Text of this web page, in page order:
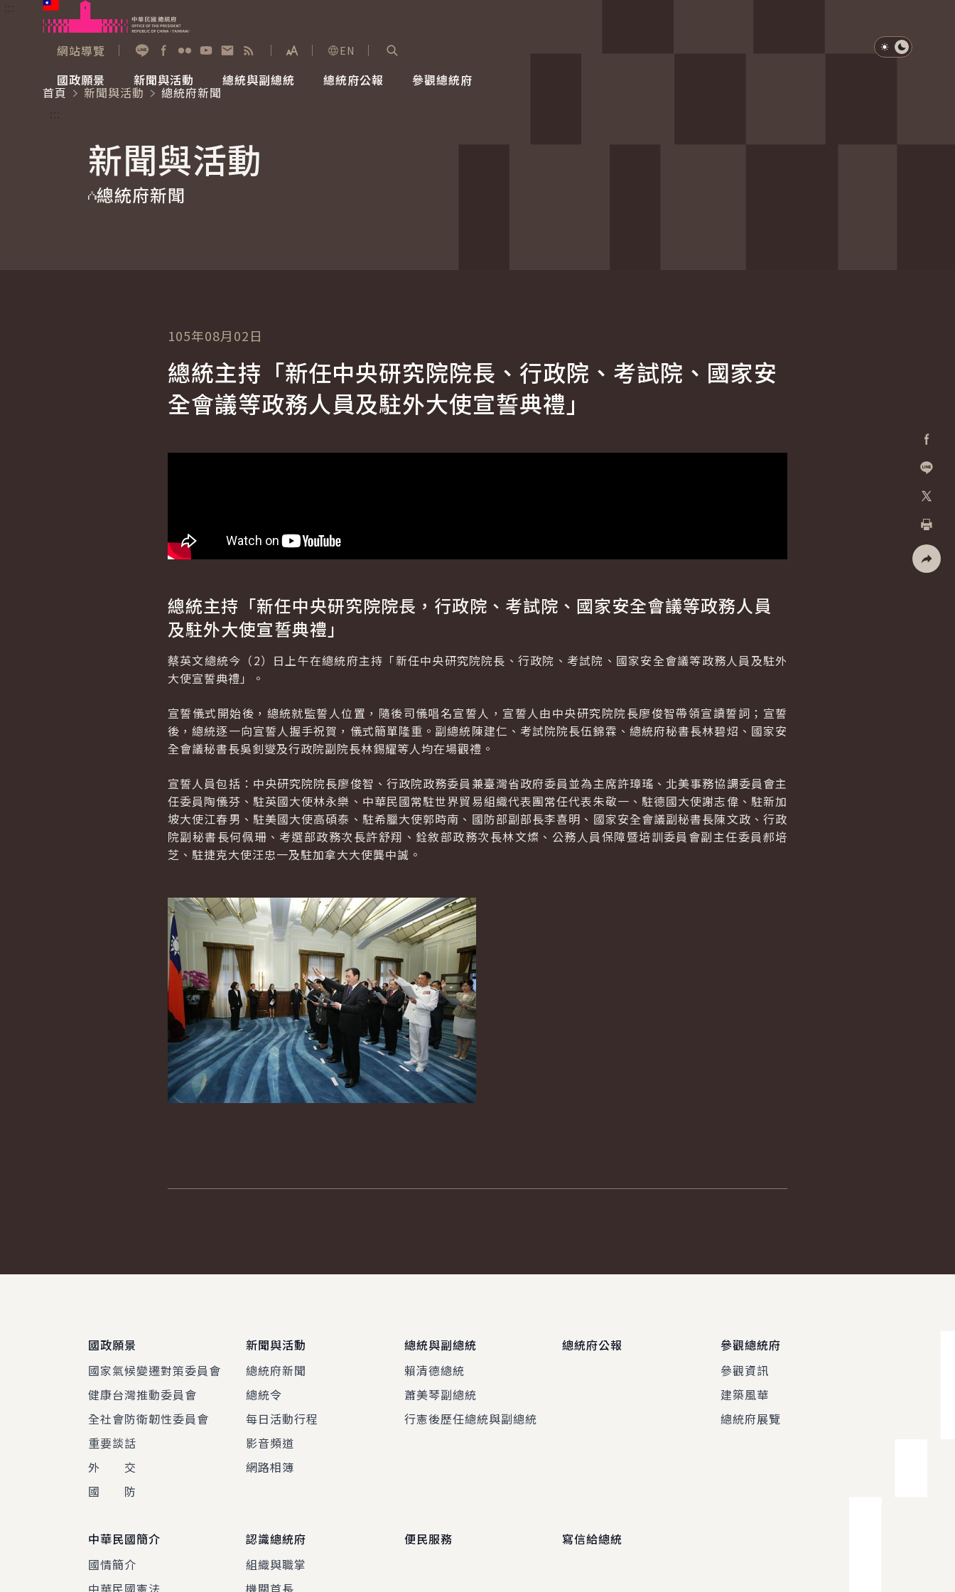
跳到主要內容
網站導覽
展開字級選單
EN
國政願景
國家氣候變遷對策委員會
重要談話
新聞與活動
總統府新聞
影音頻道
總統與副總統
賴清德總統
總統府公報 參觀總統府
參觀資訊
淺色模式
深色模式
首頁
新聞與活動
總統府新聞
新聞與活動
總統府新聞
加入好
列印
105年08月02日
總統主持「新任中央研究院院長、行政院、考試院、國家安
全會議等政務人員及駐外大使宣誓典禮」
總統主持「新任中央研究院院長，行政院、考試院、國家安全會議等政務人員
及駐外大使宣誓典禮」
蔡英文總統今（2）日上午在總統府主持「新任中央研究院院長、行政院、考試院、國家安全會議等政務人員及駐外
大使宣誓典禮」。
宣誓儀式開始後，總統就監誓人位置，隨後司儀唱名宣誓人，宣誓人由中央研究院院長廖俊智帶領宣讀誓詞；宣誓
後，總統逐一向宣誓人握手祝賀，儀式簡單隆重。副總統陳建仁、考試院院長伍錦霖、總統府秘書長林碧炤、國家安
全會議秘書長吳釗燮及行政院副院長林錫耀等人均在場觀禮。
宣誓人員包括：中央研究院院長廖俊智、行政院政務委員兼臺灣省政府委員並為主席許璋瑤、北美事務協調委員會主
任委員陶儀芬、駐英國大使林永樂、中華民國常駐世界貿易組織代表團常任代表朱敬一、駐德國大使謝志偉、駐新加
坡大使江春男、駐美國大使高碩泰、駐希臘大使郭時南、國防部副部長李喜明、國家安全會議副秘書長陳文政、行政
院副秘書長何佩珊、考選部政務次長許舒翔、銓敘部政務次長林文燦、公務人員保障暨培訓委員會副主任委員郝培
芝、駐捷克大使汪忠一及駐加拿大大使龔中誠。
國政願景
國家氣候變遷對策委員會
健康台灣推動委員會
全社會防衛韌性委員會
重要談話
外 交
國 防
新聞與活動
總統府新聞
總統令
每日活動行程
影音頻道
網路相簿
總統與副總統
賴清德總統
蕭美琴副總統
行憲後歷任總統與副總統
總統府公報
參觀總統府
參觀資訊
建築風華
總統府展覽
中華民國簡介
國情簡介
認識總統府
組織與職掌
便民服務 寫信給總統